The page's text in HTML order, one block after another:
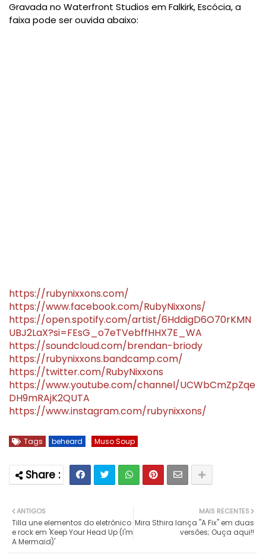
Gravada no Waterfront Studios em Falkirk, Escócia, a
faixa pode ser ouvida abaixo:
https://rubynixxons.com/
https://www.facebook.com/RubyNixxons/
https://open.spotify.com/artist/6HddigD6O70rKMN
UBJ2LaX?si=FEsG_o7eTVebffHHX7E_WA
https://soundcloud.com/brendan-briody
https://rubynixxons.bandcamp.com/
https://twitter.com/RubyNixxons
https://www.youtube.com/channel/UCWbCmZpZqe
DH9mRAjK2QUTA
https://www.instagram.com/rubynixxons/
Tags beheard Muso Soup
MAIS RECENTES
Mira Sthira lança "A Fix" em duas
versões; Ouça aqui!!
ANTIGOS
Tilla une elementos do eletrônico
e rock em 'Keep Your Head Up (I'm
A Mermaid)'